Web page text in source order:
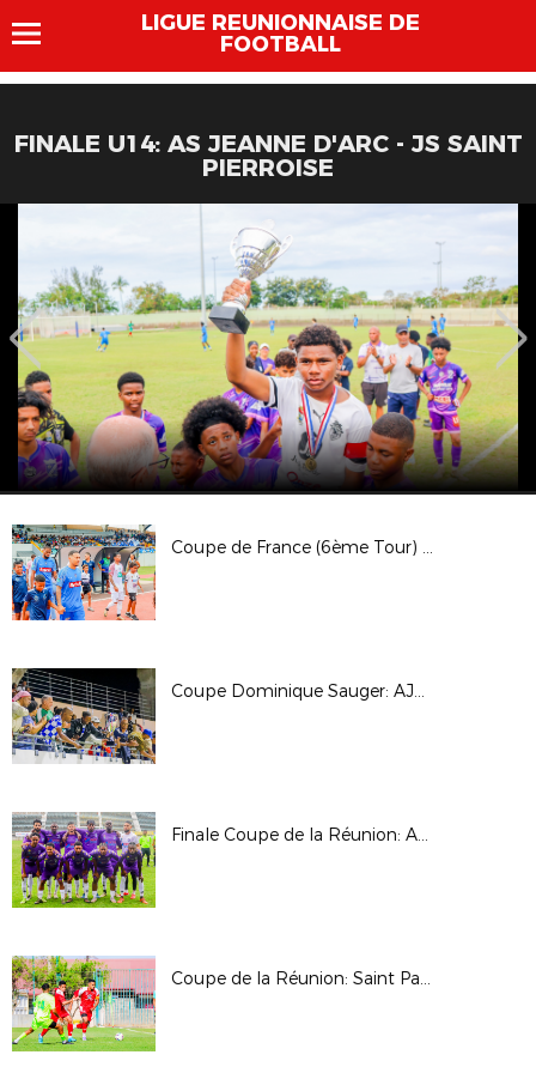
LIGUE REUNIONNAISE DE
FOOTBALL
FINALE U14: AS JEANNE D'ARC - JS SAINT
PIERROISE
Coupe de France (6ème Tour) : JS Saint Pierroise - ES Dominicaine
Coupe Dominique Sauger: AJS Bellemène - SS Charles de Foucauld
Finale Coupe de la Réunion: AS Jeanne D'Arc - Saint Pauloise FC
Coupe de la Réunion: Saint Pauloise FC - Saint Denis FC